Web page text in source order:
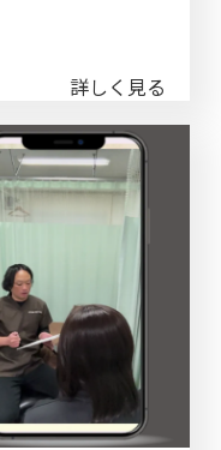
詳しく見る